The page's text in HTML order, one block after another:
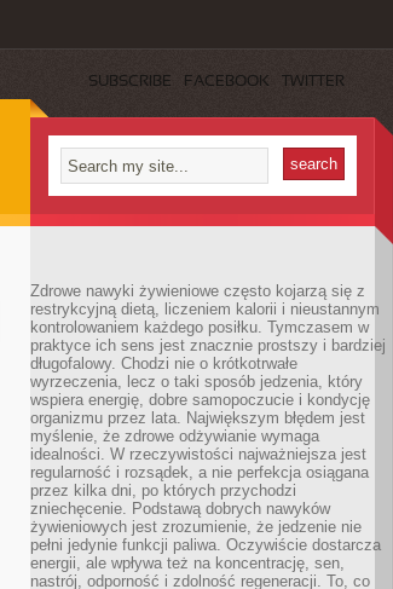
SUBSCRIBE FACEBOOK TWITTER
Zdrowe nawyki żywieniowe często kojarzą się z
restrykcyjną dietą, liczeniem kalorii i nieustannym
kontrolowaniem każdego posiłku. Tymczasem w
praktyce ich sens jest znacznie prostszy i bardziej
długofalowy. Chodzi nie o krótkotrwałe
wyrzeczenia, lecz o taki sposób jedzenia, który
wspiera energię, dobre samopoczucie i kondycję
organizmu przez lata. Największym błędem jest
myślenie, że zdrowe odżywianie wymaga
idealności. W rzeczywistości najważniejsza jest
regularność i rozsądek, a nie perfekcja osiągana
przez kilka dni, po których przychodzi
zniechęcenie. Podstawą dobrych nawyków
żywieniowych jest zrozumienie, że jedzenie nie
pełni jedynie funkcji paliwa. Oczywiście dostarcza
energii, ale wpływa też na koncentrację, sen,
nastrój, odporność i zdolność regeneracji. To, co